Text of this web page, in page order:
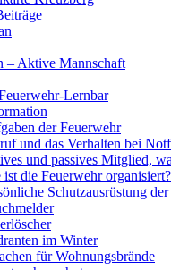
– Aktive Mannschaft
Lernbar
der Feuerwehr
und das Verhalten bei
und passives Mitglied,
ist die Feuerwehr organisiert?
Schutzausrüstung
im Winter
für Wohnungsbrände